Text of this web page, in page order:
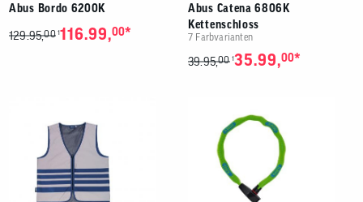
Abus Bordo 6200K
129.95,00 1116.99,00*
Abus Catena 6806K
Kettenschloss
7 Farbvarianten
39.95,00 135.99,00*